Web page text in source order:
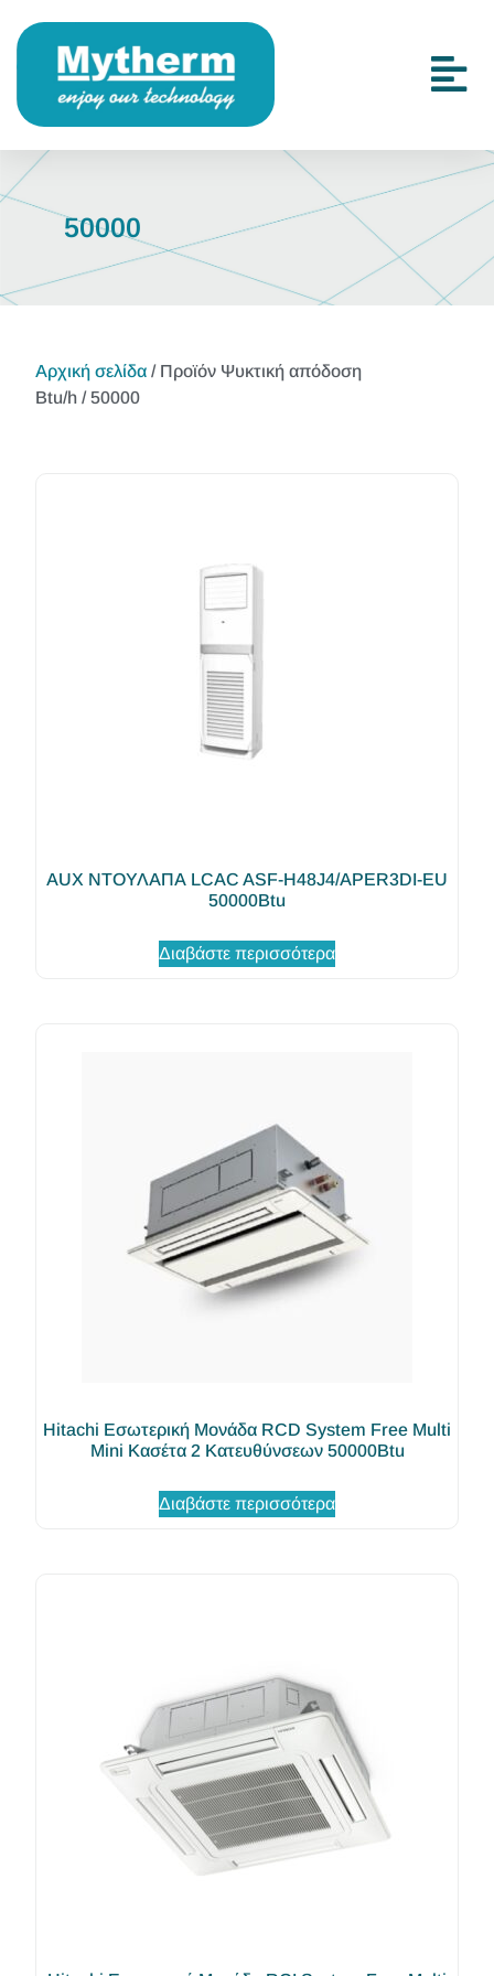
50000
Αρχική σελίδα / Προϊόν Ψυκτική απόδοση
Btu/h / 50000
AUX ΝΤΟΥΛΑΠΑ LCAC ASF-H48J4/APER3DI-EU
50000Btu
Διαβάστε περισσότερα
Hitachi Εσωτερική Μονάδα RCD System Free Multi
Mini Κασέτα 2 Κατευθύνσεων 50000Btu
Διαβάστε περισσότερα